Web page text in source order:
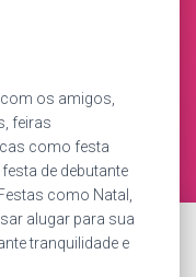
os amigos,
feiras
como festa
de debutante
como Natal,
alugar para sua
tranquilidade e